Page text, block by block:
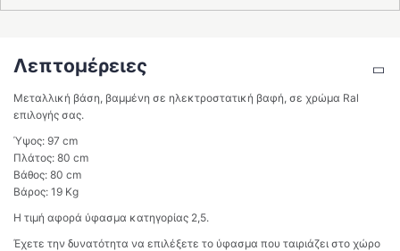
Λεπτομέρειες
Μεταλλική βάση, βαμμένη σε ηλεκτροστατική βαφή, σε χρώμα Ral
επιλογής σας.
Ύψος: 97 cm
Πλάτος: 80 cm
Βάθος: 80 cm
Βάρος: 19 Kg
Η τιμή αφορά ύφασμα κατηγορίας 2,5.
Έχετε την δυνατότητα να επιλέξετε το ύφασμα που ταιριάζει στο χώρο